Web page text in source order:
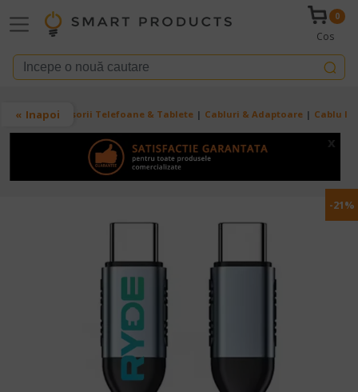
0
Cos
Breadcrumb
Acasa Accesorii Telefoane & Tablete Cabluri & Adaptoare Cablu
Inapoi
x
-21%